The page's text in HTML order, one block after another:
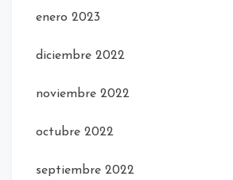
enero 2023
diciembre 2022
noviembre 2022
octubre 2022
septiembre 2022